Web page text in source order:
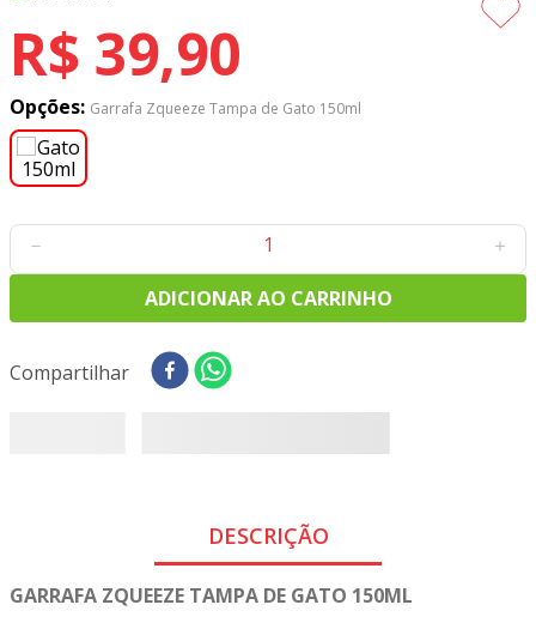
R$ 39,90
Opções: Garrafa Zqueeze Tampa de Gato 150ml
＋
－
ADICIONAR AO CARRINHO
Compartilhar
DESCRIÇÃO
GARRAFA ZQUEEZE TAMPA DE GATO 150ML
6º
tricoline digital
7º
percal
8º
tecido tricoline
9º
tecido oxford
10º toalha mesa